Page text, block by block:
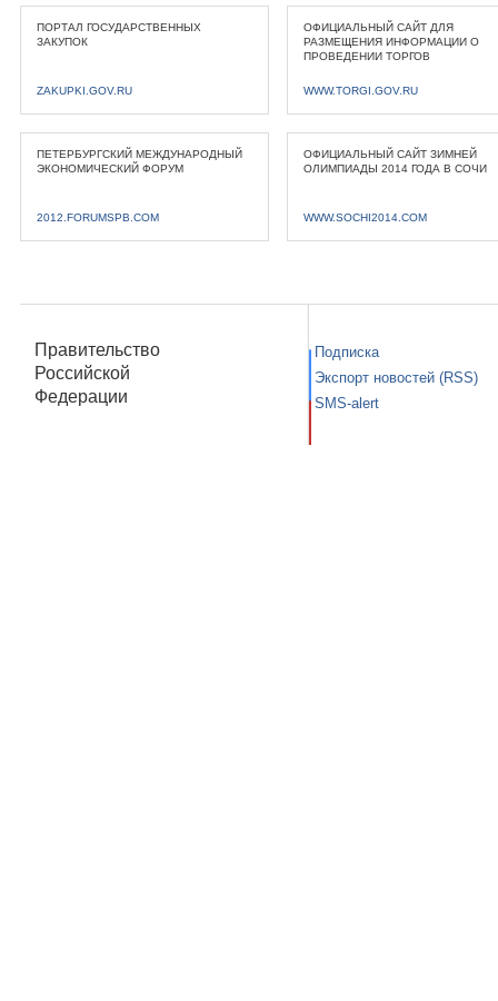
ПОРТАЛ ГОСУДАРСТВЕННЫХ
ЗАКУПОК
ZAKUPKI.GOV.RU
ОФИЦИАЛЬНЫЙ САЙТ ДЛЯ
РАЗМЕЩЕНИЯ ИНФОРМАЦИИ О
ПРОВЕДЕНИИ ТОРГОВ
WWW.TORGI.GOV.RU
ПЕТЕРБУРГСКИЙ МЕЖДУНАРОДНЫЙ
ЭКОНОМИЧЕСКИЙ ФОРУМ
2012.FORUMSPB.COM
ОФИЦИАЛЬНЫЙ САЙТ ЗИМНЕЙ
ОЛИМПИАДЫ 2014 ГОДА В СОЧИ
WWW.SOCHI2014.COM
Правительство
Российской
Федерации
Подписка
Экспорт новостей (RSS)
SMS-alert